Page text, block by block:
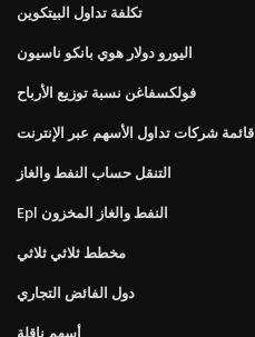
تكلفة تداول البيتكوين
اليورو دولار هوي بانكو ناسيون
فولكسفاغن نسبة توزيع الأرباح
قائمة شركات تداول الأسهم عبر الإنترنت
التنقل حساب النفط والغاز
Epl النفط والغاز المخزون
مخطط ثلاثي ثلاثي
دول الفائض التجاري
أسهم ناقلة